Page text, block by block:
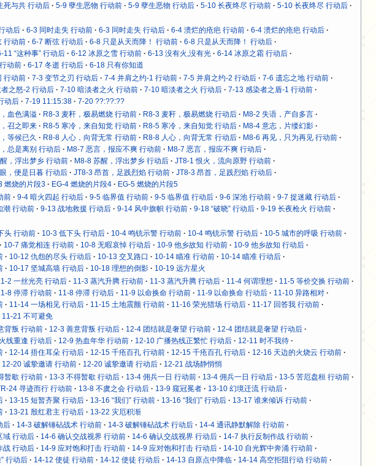
死与共 行动后 5-9 孽生恶物 行动前 5-9 孽生恶物 行动后 5-10 长夜终尽 行动前
5-10 长夜终尽 行动后
动后 6-3 同时走失 行动前 6-3 同时走失 行动后 6-4 溃烂的疮疤 行动前
6-4 溃烂的疮疤 行动后
行动前 6-7 断弦 行动后 6-8 只是从天而降！ 行动前
6-8 只是从天而降！ 行动后
11 “这种事” 行动后 6-12 冰原之雪 行动前 6-13 没有火,没有光
6-14 冰原之霜 行动后
动前 6-17 冬逝 行动后 6-18 只有你知道
行动前 7-3 变节之刃 行动后 7-4 并肩之约-1 行动前 7-5 并肩之约-2 行动后
7-6 遗忘之地 行动前
之怒-2 行动后 7-10 暗淡者之火 行动前 7-10 暗淡者之火 行动后
7-13 感染者之盾-1 行动前
动后 7-19 11:15:38 7-20 ??:??:??
血色满溢 R8-3 麦秆，极易燃烧 行动前 R8-3 麦秆，极易燃烧 行动后
M8-2 失语，产自多言
召之即来 R8-5 寒冷，来自知觉 行动前 R8-5 寒冷，来自知觉 行动后
M8-4 意志，片缕幻影
等候已久 R8-8 人心，向背无常 行动前 R8-8 人心，向背无常 行动后
M8-6 再见，只为再见 行动前
总是离别 行动后 M8-7 恶言，报应不爽 行动前
M8-7 恶言，报应不爽 行动后
，浮出梦乡 行动前 M8-8 苏醒，浮出梦乡 行动后
JT8-1 恨火，流向原野 行动前
，便是日暮 行动后 JT8-3 昂首，足践烈焰 行动前
JT8-3 昂首，足践烈焰 行动后
燃烧的片段3 EG-4 燃烧的片段4 EG-5 燃烧的片段5
前 9-4 暗火四起 行动后 9-5 临界值 行动前 9-5 临界值 行动后 9-6 深池 行动前
9-7 捉迷藏 行动后
潮 行动前 9-13 战地救援 行动后 9-14 风中旗帜 行动前 9-18 “破晓” 行动后
9-19 长夜枪火 行动前
头 行动前 10-3 低下头 行动后 10-4 鸣铳示警 行动前 10-4 鸣铳示警 行动后
10-5 城市的呼吸 行动前
10-7 痛觉相连 行动前 10-8 无暇哀悼 行动后 10-9 他乡故知 行动前
10-9 他乡故知 行动后
10-12 仇怨的尽头 行动后 10-13 交叉路口 10-14 瞄准 行动前
10-14 瞄准 行动后
10-17 坚城高墙 行动后 10-18 理想的倒影 10-19 远方星火
2 一丝光亮 行动后 11-3 蒸汽升腾 行动前 11-3 蒸汽升腾 行动后 11-4 何谓理想
11-5 等价交换 行动前
8 停滞 行动前 11-8 停滞 行动后 11-9 以命换命 行动前 11-9 以命换命 行动后
11-10 异路相对
11-14 一场相见 行动后 11-15 土地震颤 行动前 11-16 荣光猎场 行动后
11-17 回答我 行动前
11-21 不可避免
背叛 行动前 12-3 善意背叛 行动后 12-4 团结就是奢望 行动前
12-4 团结就是奢望 行动后
线重逢 行动后 12-9 热血年华 行动前 12-10 广播热线正繁忙 行动后
12-11 时不我待
12-14 捂住耳朵 行动后 12-15 千疮百孔 行动前 12-15 千疮百孔 行动后
12-16 天边的火烧云 行动前
12-20 诚挚邀请 行动前 12-20 诚挚邀请 行动后 12-21 战场静悄悄
暂歇 行动前 13-3 不得暂歇 行动后 13-4 佣兵一日 行动前 13-4 佣兵一日 行动后
13-5 苦厄盘桓 行动前
24 寻迹而行 行动前 13-8 不虞之会 行动后 13-9 窥冠冕者
13-10 幻境迁流 行动后
13-15 短暂齐聚 行动后 13-16 “我们” 行动前 13-16 “我们” 行动后
13-17 谁来倾诉 行动前
13-21 殷红君主 行动后 13-22 灾厄积渐
后 14-3 破解锤砧战术 行动前 14-3 破解锤砧战术 行动后
14-4 通讯静默解除 行动前
域 行动后 14-6 确认交战视界 行动前 14-6 确认交战视界 行动后
14-7 执行反制作战 行动前
战 行动后 14-9 应对饱和打击 行动前 14-9 应对饱和打击 行动后
14-10 自光辉中奔涌 行动前
行动后 14-12 使徒 行动前 14-12 使徒 行动后 14-13 自原点中降临
14-14 高空拒阻行动 行动前